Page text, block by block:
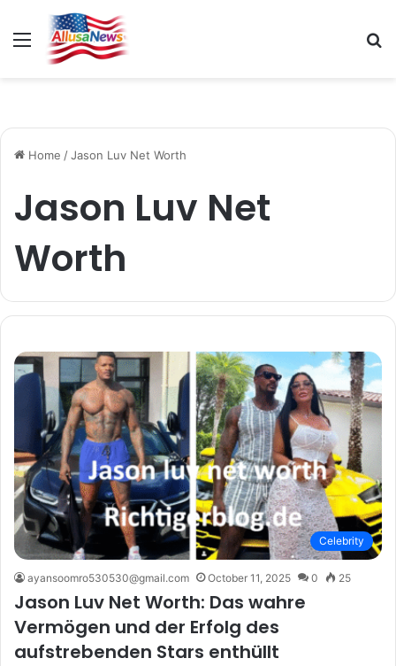
Menu
Home /Jason Luv Net Worth
Jason Luv Net
Worth
Celebrity
ayansoomro530530@gmail.com October 11, 2025 0 25
Jason Luv Net Worth: Das wahre
Vermögen und der Erfolg des
aufstrebenden Stars enthüllt